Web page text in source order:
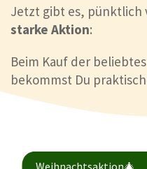
Jetzt gibt es, pünktlich
starke Aktion:
Beim Kauf der
bekommst Du
Weihnachtsaktion🎄